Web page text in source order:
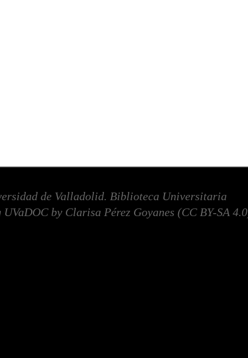
de Valladolid. Biblioteca Universitaria
UVaDOC by Clarisa Pérez Goyanes (CC BY-SA 4.0